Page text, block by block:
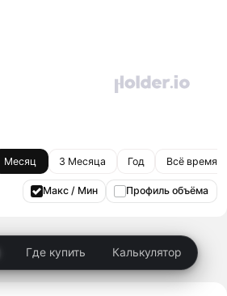
Месяц 3 Месяца Год Всё время
Макс / Мин Профиль объёма
Где купить Калькулятор